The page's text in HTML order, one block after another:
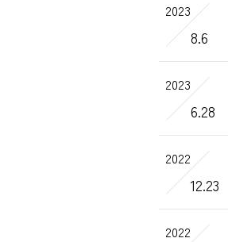
2023
8.6
2023
6.28
2022
12.23
2022